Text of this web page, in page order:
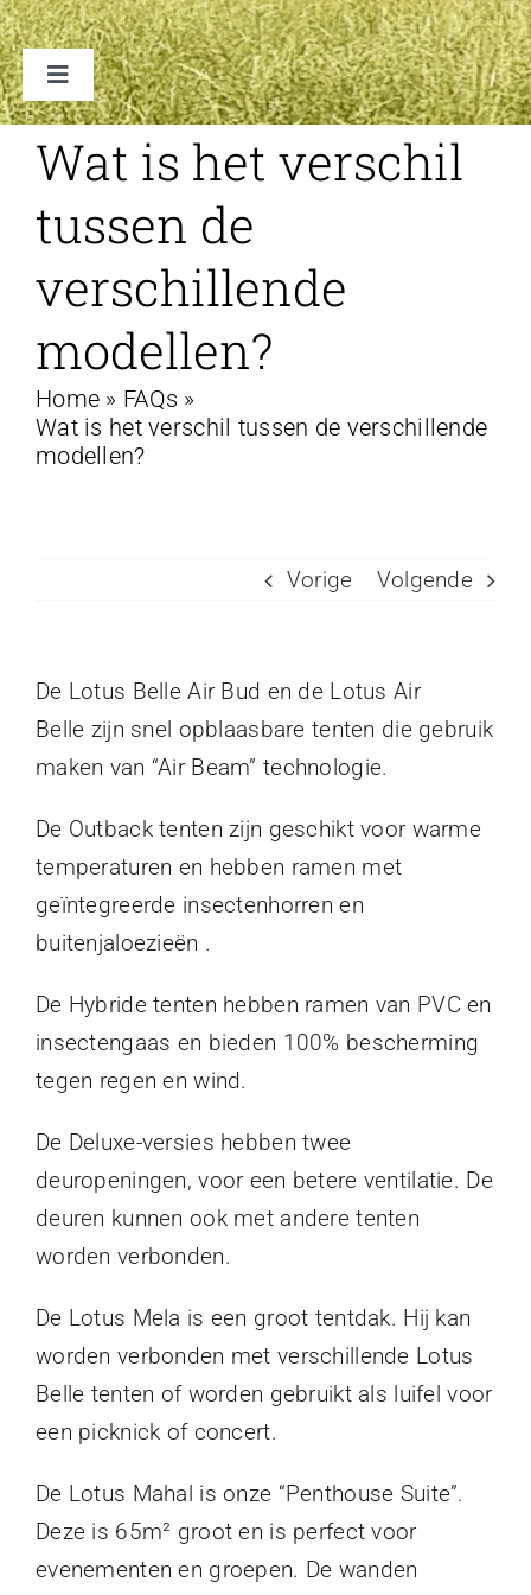
Toggle
Navigation
TENTEN
ACCESSOIRES
VERHUUR B2B
FAQ
CONTACT
Wat is het verschil
tussen de
verschillende
modellen?
Home » FAQs »
Wat is het verschil tussen de verschillende
modellen?
Vorige Volgende
De Lotus Belle Air Bud en de Lotus Air
Belle zijn snel opblaasbare tenten die gebruik
maken van “Air Beam” technologie.
De Outback tenten zijn geschikt voor warme
temperaturen en hebben ramen met
geïntegreerde insectenhorren en
buitenjaloezieën .
De Hybride tenten hebben ramen van PVC en
insectengaas en bieden 100% bescherming
tegen regen en wind.
De Deluxe-versies hebben twee
deuropeningen, voor een betere ventilatie. De
deuren kunnen ook met andere tenten
worden verbonden.
De Lotus Mela is een groot tentdak. Hij kan
worden verbonden met verschillende Lotus
Belle tenten of worden gebruikt als luifel voor
een picknick of concert.
De Lotus Mahal is onze “Penthouse Suite”.
Deze is 65m² groot en is perfect voor
evenementen en groepen. De wanden